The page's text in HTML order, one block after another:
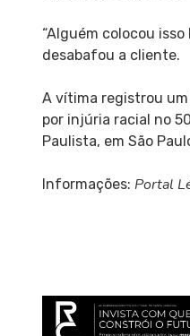
“Alguém colocou
desabafou a cliente.
A vítima registrou
por injúria racial no
Paulista, em São
Informações: Portal